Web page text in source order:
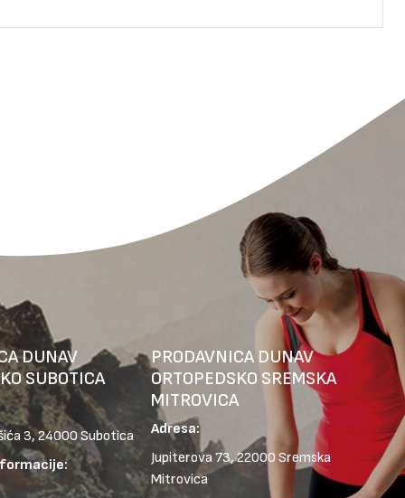
DUNAV
SUBOTICA
3, 24000 Subotica
PRODAVNICA DUNAV
ORTOPEDSKO SREMSKA
MITROVICA
Adresa:
Jupiterova 73, 22000 Sremska
Mitrovica